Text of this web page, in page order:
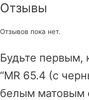
Отзывы
Отзывов пока нет.
Будьте первым,
“MR 65.4 (с
белым матовым